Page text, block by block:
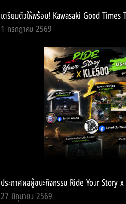
เตรียมตัวให้พร้อม! Kawasaki Good Times
1 กรกฎาคม 2569
ประกาศผลผู้ชนะกิจกรรม Ride Your Story x
27 มิถุนายน 2569